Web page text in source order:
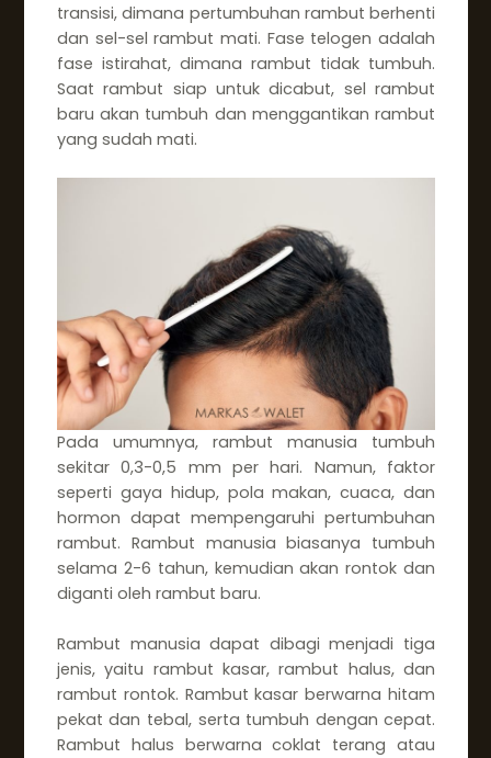
transisi, dimana pertumbuhan rambut berhenti
dan sel-sel rambut mati. Fase telogen adalah
fase istirahat, dimana rambut tidak tumbuh.
Saat rambut siap untuk dicabut, sel rambut
baru akan tumbuh dan menggantikan rambut
yang sudah mati.
Pada umumnya, rambut manusia tumbuh
sekitar 0,3-0,5 mm per hari. Namun, faktor
seperti gaya hidup, pola makan, cuaca, dan
hormon dapat mempengaruhi pertumbuhan
rambut. Rambut manusia biasanya tumbuh
selama 2-6 tahun, kemudian akan rontok dan
diganti oleh rambut baru.
Rambut manusia dapat dibagi menjadi tiga
jenis, yaitu rambut kasar, rambut halus, dan
rambut rontok. Rambut kasar berwarna hitam
pekat dan tebal, serta tumbuh dengan cepat.
Rambut halus berwarna coklat terang atau